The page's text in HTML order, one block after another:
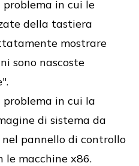
in cui le
della tastiera
mostrare
sono nascoste
in cui la
di sistema da
pannello di controllo
le macchine x86.